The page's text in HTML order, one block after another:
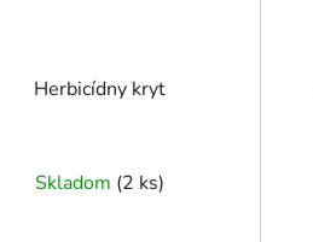
Herbicídny kryt
Skladom (2 ks)